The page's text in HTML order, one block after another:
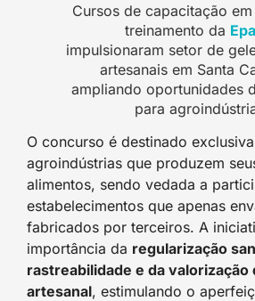
Cursos de capacitação
treinamento da
impulsionaram setor de
artesanais em Santa
ampliando oportunidades
para
O concurso é destinado
agroindústrias que produzem
alimentos, sendo vedada a
estabelecimentos que apenas
fabricados por terceiros. A
importância da regularização
rastreabilidade e da valorização
artesanal, estimulando o